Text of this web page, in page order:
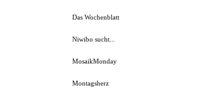
Das Wochenblatt
Niwibo sucht...
MosaikMonday
Montagsherz